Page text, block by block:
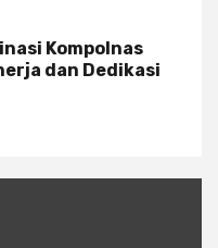
Kompolnas
dan Dedikasi